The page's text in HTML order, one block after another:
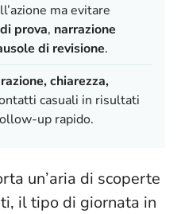
ma evitare
prova, narrazione
di revisione.
chiarezza,
casuali in risultati
up rapido.
un’aria di scoperte
il tipo di giornata in